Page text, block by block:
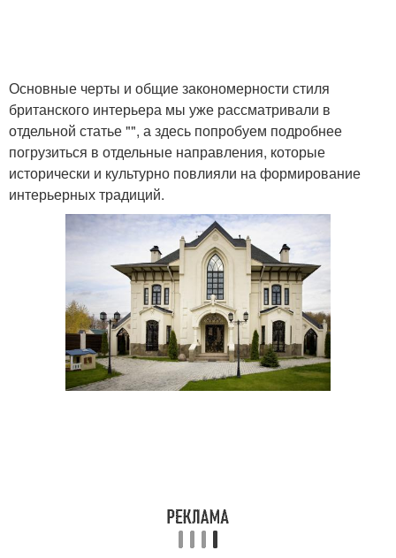
Основные черты и общие закономерности стиля
британского интерьера мы уже рассматривали в
отдельной статье "", а здесь попробуем подробнее
погрузиться в отдельные направления, которые
исторически и культурно повлияли на формирование
интерьерных традиций.